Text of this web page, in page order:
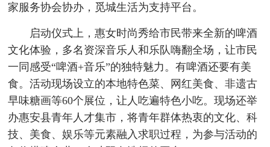
家服务协会协办，觅城生活为支持平台。
启动仪式上，惠女时尚秀给市民带来全新的啤酒
文化体验，多名资深音乐人和乐队嗨翻全场，让市民
一同感受“啤酒+音乐”的独特魅力。有啤酒还要有美
食。活动现场设立的本地特色菜、网红美食、非遗古
早味糖画等60个展位，让人吃遍特色小吃。现场还举
办惠安县青年人才集市，将青年群体热衷的文化、科
技、美食、娱乐等元素融入求职过程，为参与活动的